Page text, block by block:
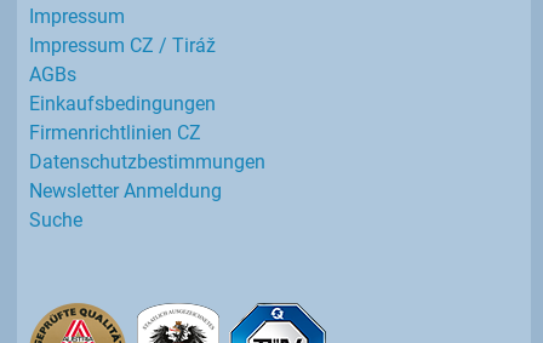
Impressum
Impressum CZ / Tiráž
AGBs
Einkaufs­bedingungen
Firmenrichtlinien CZ
Datenschutz­bestimmungen
Newsletter Anmeldung
Suche